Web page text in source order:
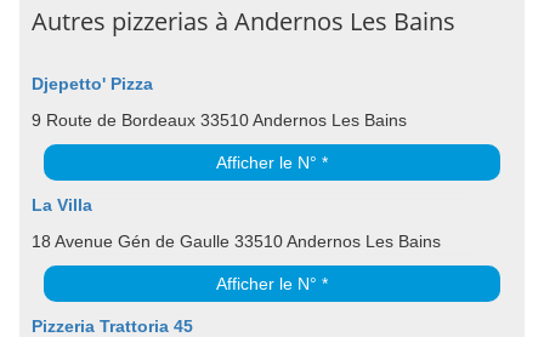
Autres pizzerias à Andernos Les Bains
Djepetto' Pizza
9 Route de Bordeaux 33510 Andernos Les Bains
Afficher le N° *
La Villa
18 Avenue Gén de Gaulle 33510 Andernos Les Bains
Afficher le N° *
Pizzeria Trattoria 45